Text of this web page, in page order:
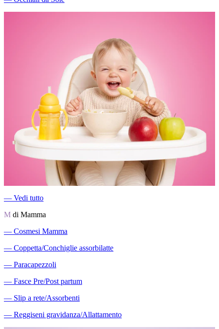
― Vedi tutto
M di Mamma
― Cosmesi Mamma
― Coppetta/Conchiglie assorbilatte
― Paracapezzoli
― Fasce Pre/Post partum
― Slip a rete/Assorbenti
― Reggiseni gravidanza/Allattamento